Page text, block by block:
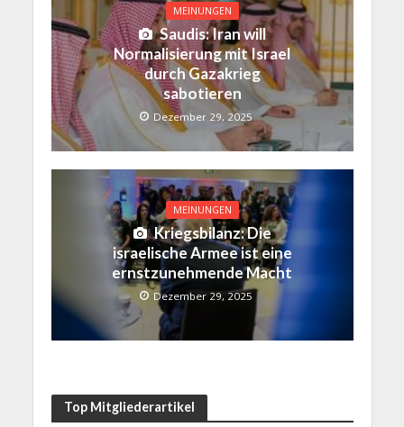
MEINUNGEN
Saudis: Iran will
Normalisierung mit Israel
durch Gazakrieg
sabotieren
Dezember 29, 2025
MEINUNGEN
Kriegsbilanz: Die
israelische Armee ist eine
ernstzunehmende Macht
Dezember 29, 2025
Top Mitgliederartikel